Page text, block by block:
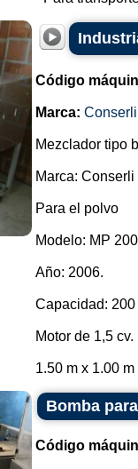
Código
Marca: Conserli
Mezclador tipo
Marca: Conserli
Para el polvo
Modelo: MP
Año: 2006.
Capacidad: 200
Motor de 1,5 cv.
1.50 m x 1.00
Bomba
Código